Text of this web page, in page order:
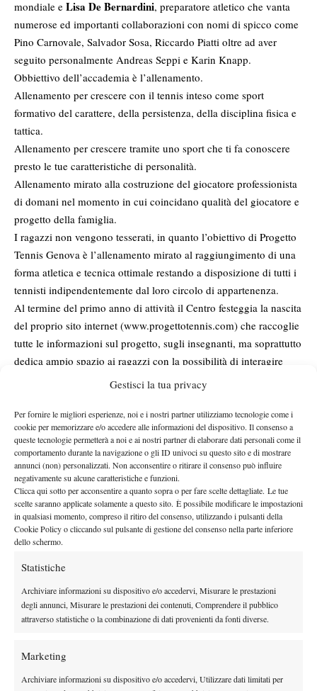
Gestisci la tua privacy
Per fornire le migliori esperienze, noi e i nostri partner utilizziamo tecnologie come i
cookie per memorizzare e/o accedere alle informazioni del dispositivo. Il consenso a
queste tecnologie permetterà a noi e ai nostri partner di elaborare dati personali come il
comportamento durante la navigazione o gli ID univoci su questo sito e di mostrare
annunci (non) personalizzati. Non acconsentire o ritirare il consenso può influire
negativamente su alcune caratteristiche e funzioni.
Clicca qui sotto per acconsentire a quanto sopra o per fare scelte dettagliate. Le tue
scelte saranno applicate solamente a questo sito. È possibile modificare le impostazioni
in qualsiasi momento, compreso il ritiro del consenso, utilizzando i pulsanti della
Cookie Policy o cliccando sul pulsante di gestione del consenso nella parte inferiore
dello schermo.
Statistiche
Archiviare informazioni su dispositivo e/o accedervi, Misurare le prestazioni
degli annunci, Misurare le prestazioni dei contenuti, Comprendere il pubblico
attraverso statistiche o la combinazione di dati provenienti da fonti diverse.
Marketing
Archiviare informazioni su dispositivo e/o accedervi, Utilizzare dati limitati per
mondiale e Lisa De Bernardini, preparatore atletico che vanta
numerose ed importanti collaborazioni con nomi di spicco come
Pino Carnovale, Salvador Sosa, Riccardo Piatti oltre ad aver
seguito personalmente Andreas Seppi e Karin Knapp.
Obbiettivo dell’accademia è l’allenamento.
Allenamento per crescere con il tennis inteso come sport
formativo del carattere, della persistenza, della disciplina fisica e
tattica.
Allenamento per crescere tramite uno sport che ti fa conoscere
presto le tue caratteristiche di personalità.
Allenamento mirato alla costruzione del giocatore professionista
di domani nel momento in cui coincidano qualità del giocatore e
progetto della famiglia.
I ragazzi non vengono tesserati, in quanto l’obiettivo di Progetto
Tennis Genova è l’allenamento mirato al raggiungimento di una
forma atletica e tecnica ottimale restando a disposizione di tutti i
tennisti indipendentemente dal loro circolo di appartenenza.
Al termine del primo anno di attività il Centro festeggia la nascita
del proprio sito internet (www.progettotennis.com) che raccoglie
tutte le informazioni sul progetto, sugli insegnanti, ma soprattutto
dedica ampio spazio ai ragazzi con la possibilità di interagire
attivamente sul sito inserendo immagini, filmati o aggiornandosi
Convinto che allenare i ragazzi comprenda dedicare attenzione a
tutti gli aspetti della loro maturazione, tecnica, fisica e mentale,
Leonardo Caperchi ha aderito al Progetto WebControl “Uniti
contro la Pedofilia online”.
Il progetto vuole essere un piccolo, ma concreto aiuto alla lotta
contro la pedopornografia on-line, e mira, fra le altre cose, a dare
un aiuto ai genitori per difendere i loro figli da uno dei più gravi
pericoli che corrono quando sono da soli al computer: il rischio
Nasce da un’idea e dalla volontà di Giorgio Sgarra,
amministratore di Safe Netwok, un’azienda genovese che si
occupa di sicurezza informatica e diventata sponsor di Progetto
Tennis, che ha deciso di impegnarsi in prima persona per
Internet.
Ha creato pertanto il sitohttp://webcontrol.safenetwork.ite un